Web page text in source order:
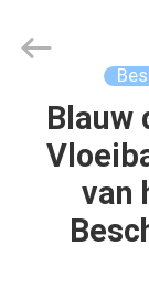
HUIS
PRODUCTS
CO.,LTD(WUHAN
Blauw
van